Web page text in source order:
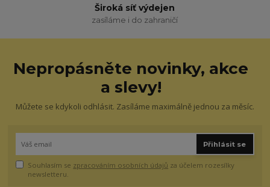
Široká síť výdejen
zasíláme i do zahraničí
Nepropásněte novinky, akce
a slevy!
Můžete se kdykoli odhlásit. Zasíláme maximálně jednou za měsíc.
Přihlásit se
Souhlasím se zpracováním osobních údajů za účelem rozesílky
newsletteru.